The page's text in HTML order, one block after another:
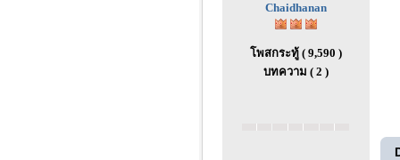
Chaidhanan
โพสกระทู้ ( 9,590 )
บทความ ( 2 )